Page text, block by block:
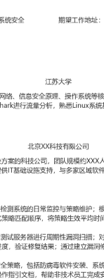
态: 未婚 工作年限: 4年
全期望工作地址: 北京
云计算解决方案的
备份与安全咨询服
开发商建立长期技术